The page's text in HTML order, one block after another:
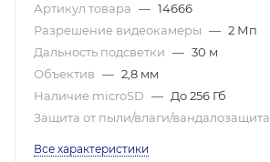
Артикул товара — 14666
Разрешение видеокамеры — 2 Мп
Дальность подсветки — 30 м
Объектив — 2,8 мм
Наличие microSD — До 256 Гб
Защита от пыли/влаги/вандалозащита
Все характеристики